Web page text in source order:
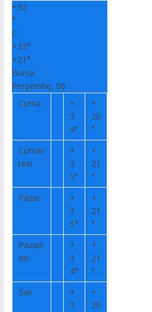
+32
°
C
+33°
+21°
Bursa
Perşembe, 06
Cuma
+
3
4°
+
20
°
Cumar
tesi
+
3
5°
+
21
°
Pazar
+
3
5°
+
21
°
Pazart
esi
+
3
4°
+
21
°
Salı
+
3
+
20